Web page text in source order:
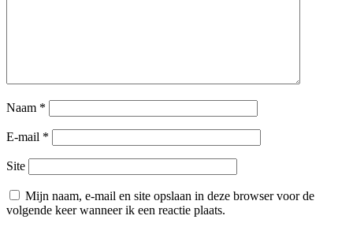
Naam *
E-mail *
Site
Mijn naam, e-mail en site opslaan in deze browser voor de
volgende keer wanneer ik een reactie plaats.